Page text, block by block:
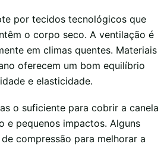
por tecidos tecnológicos que
o corpo seco. A ventilação é
em climas quentes. Materiais
oferecem um bom equilíbrio
e elasticidade.
o suficiente para cobrir a canela
e pequenos impactos. Alguns
compressão para melhorar a